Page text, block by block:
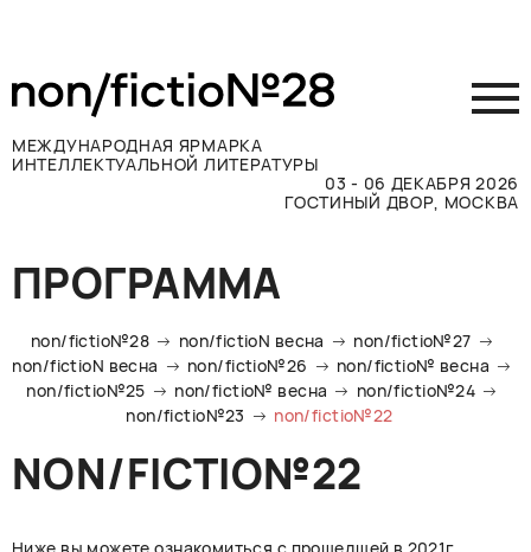
МЕЖДУНАРОДНАЯ ЯРМАРКА
ИНТЕЛЛЕКТУАЛЬНОЙ ЛИТЕРАТУРЫ
03 - 06 ДЕКАБРЯ 2026
ГОСТИНЫЙ ДВОР, МОСКВА
Принять участие
Участникам
Посетителям
Программа
Прессе
Контакты
ПРОГРАММА
non/fictio№28 non/fictioN весна
non/fictio№27
non/fictioN весна
non/fictio№26
non/fictio№ весна
non/fictio№25
non/fictio№ весна
non/fictio№24
non/fictio№23
non/fictio№22
NON/FICTIO№22